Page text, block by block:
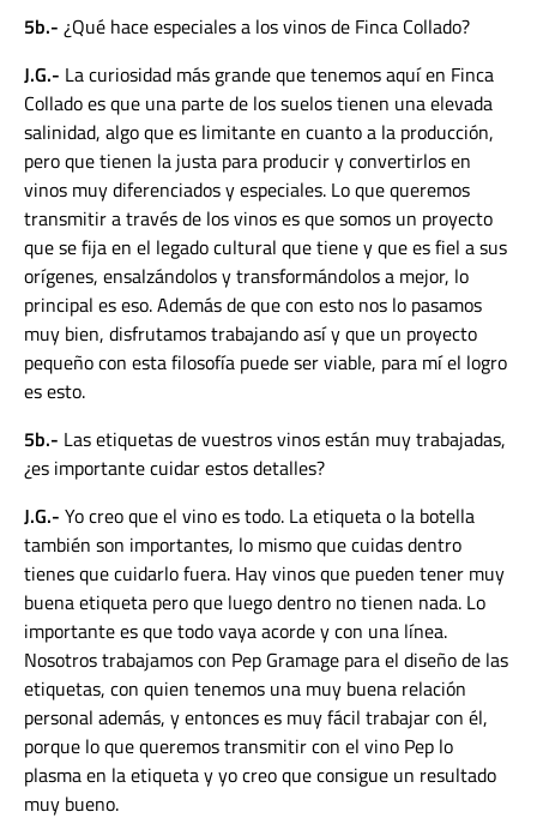
5b.- ¿Qué hace especiales a los vinos de Finca Collado?
J.G.- La curiosidad más grande que tenemos aquí en Finca
Collado es que una parte de los suelos tienen una elevada
salinidad, algo que es limitante en cuanto a la producción,
pero que tienen la justa para producir y convertirlos en
vinos muy diferenciados y especiales. Lo que queremos
transmitir a través de los vinos es que somos un proyecto
que se fija en el legado cultural que tiene y que es fiel a sus
orígenes, ensalzándolos y transformándolos a mejor, lo
principal es eso. Además de que con esto nos lo pasamos
muy bien, disfrutamos trabajando así y que un proyecto
pequeño con esta filosofía puede ser viable, para mí el logro
es esto.
5b.- Las etiquetas de vuestros vinos están muy trabajadas,
¿es importante cuidar estos detalles?
J.G.- Yo creo que el vino es todo. La etiqueta o la botella
también son importantes, lo mismo que cuidas dentro
tienes que cuidarlo fuera. Hay vinos que pueden tener muy
buena etiqueta pero que luego dentro no tienen nada. Lo
importante es que todo vaya acorde y con una línea.
Nosotros trabajamos con Pep Gramage para el diseño de las
etiquetas, con quien tenemos una muy buena relación
personal además, y entonces es muy fácil trabajar con él,
porque lo que queremos transmitir con el vino Pep lo
plasma en la etiqueta y yo creo que consigue un resultado
muy bueno.